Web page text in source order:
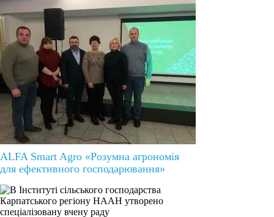
ALFA Smart Agro «Розумна агрономія
для ефективного господарювання»